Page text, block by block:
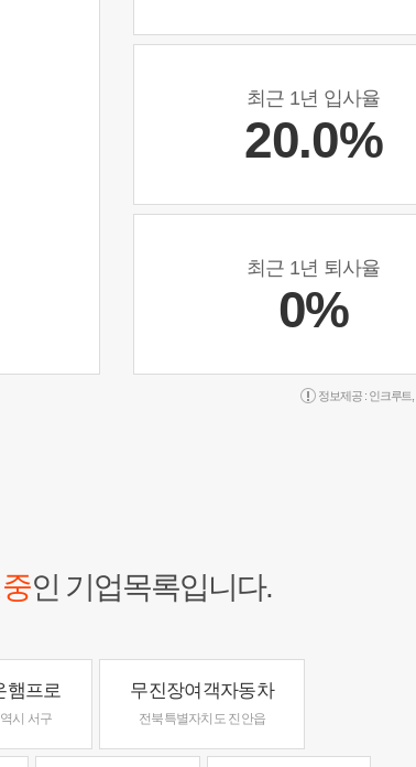
최근 1년 입사율
20.0%
최근 1년 퇴사율
0%
정보제공 : 인크루트
인 기업목록입니다.
햄프로
시 서구
무진장여객자동차
전북특별자치도 진안읍